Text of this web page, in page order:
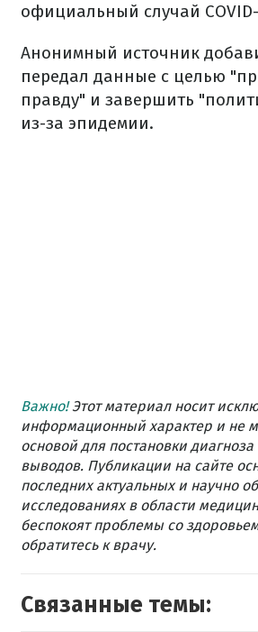
официальный случай
Анонимный источник
передал данные с целью
правду" и завершить
из-за эпидемии.
Важно!Этот материал носит
информационный характер и не
основой для постановки
выводов. Публикации на сайте
последних актуальных и научно
исследованиях в области
беспокоят проблемы со
обратитесь к врачу.
Связанные темы: